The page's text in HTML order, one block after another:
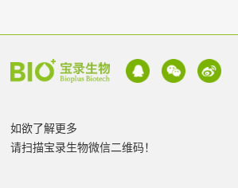
如欲了解更多
请扫描宝录生物微信二维码！